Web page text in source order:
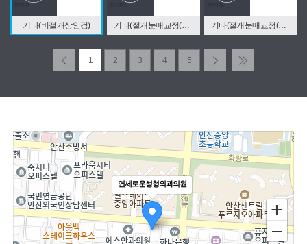
기타(비절개상안검) 기타(절개눈매교정(눈두덩이지방재배치)) 기타(절개눈매교정(속쌍))
1 2 3 4 5
연세로운성형외과의원